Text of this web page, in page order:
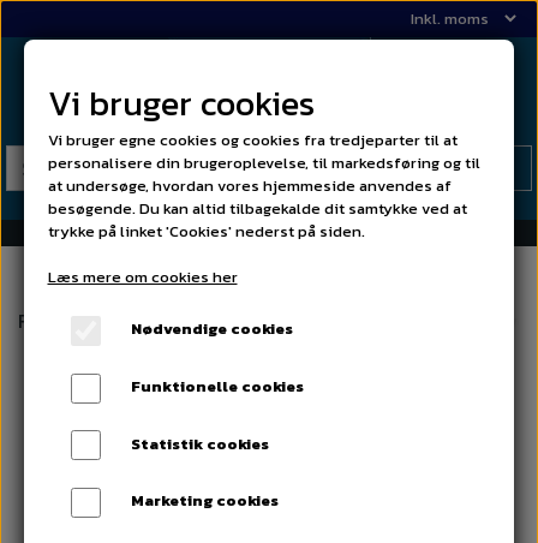
Forside 02 Lister og grill Kølergrill ny model plastik
Vi bruger cookies
Vi bruger egne cookies og cookies fra tredjeparter til at
personalisere din brugeroplevelse, til markedsføring og til
at undersøge, hvordan vores hjemmeside anvendes af
besøgende. Du kan altid tilbagekalde dit samtykke ved at
trykke på linket 'Cookies' nederst på siden.
Læs mere om cookies her
Nødvendige cookies
Funktionelle cookies
Statistik cookies
Marketing cookies